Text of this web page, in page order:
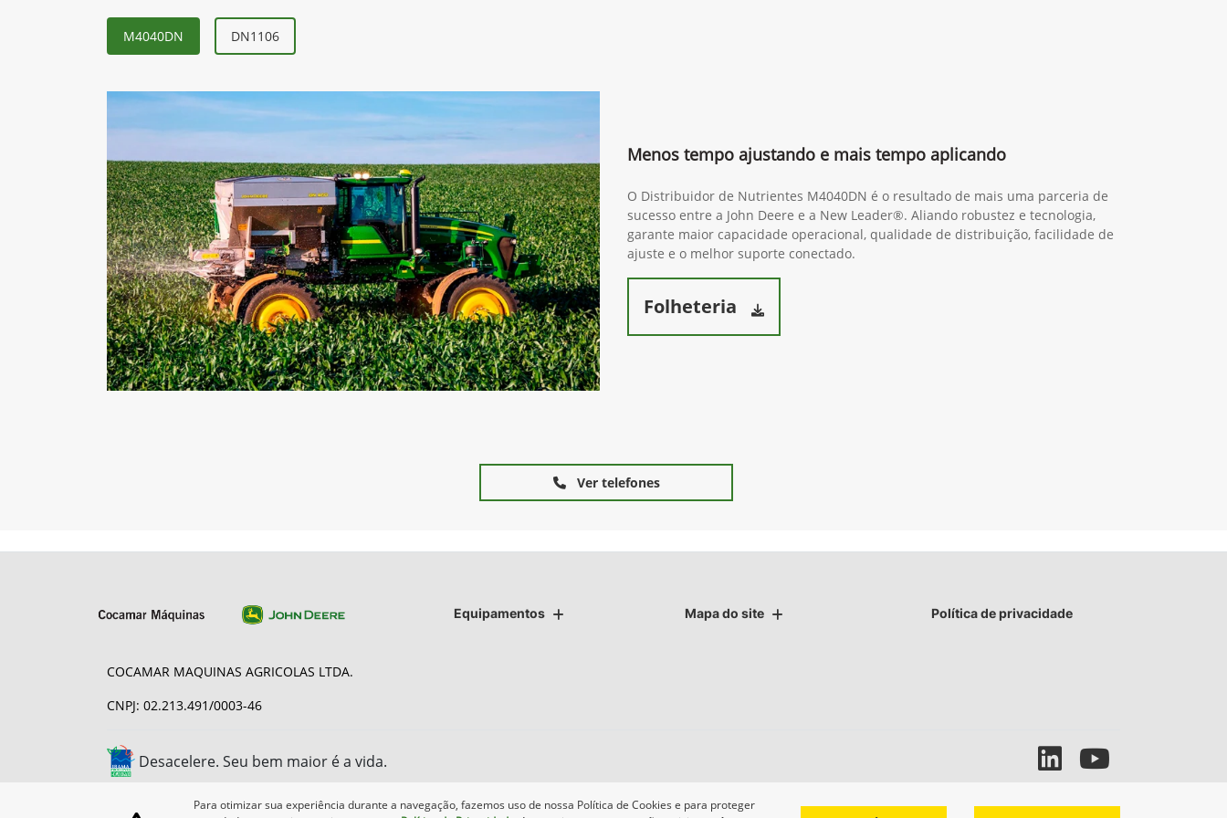
M4040DN DN1106
Menos tempo ajustando e mais tempo aplicando
O Distribuidor de Nutrientes M4040DN é o resultado de mais uma parceria de
sucesso entre a John Deere e a New Leader®. Aliando robustez e tecnologia,
garante maior capacidade operacional, qualidade de distribuição, facilidade de
ajuste e o melhor suporte conectado.
Folheteria
Ver telefones
Equipamentos Mapa do site Política de privacidade
COCAMAR MAQUINAS AGRICOLAS LTDA.
CNPJ: 02.213.491/0003-46
Desacelere. Seu bem maior é a vida.
Para otimizar sua experiência durante a navegação, fazemos uso de nossa Política de Cookies e para proteger